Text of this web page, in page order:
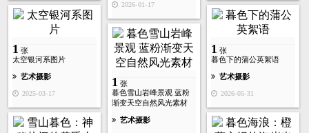
2026-01-17
1 张
太空银河系图片
艺术摄影
2025-03-17
1 张
暮色下的蒲公英絮语
艺术摄影
2026-05-31
1 张
暮色雪山岩峰景观 蓝粉
渐变天空自然风光素材
艺术摄影